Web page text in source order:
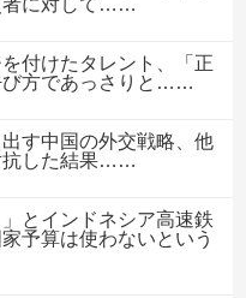
者に対して……
付けたタレント、「正
び方であっさりと……
す中国の外交戦略、他
抗した結果……
とインドネシア高速鉄
予算は使わないという